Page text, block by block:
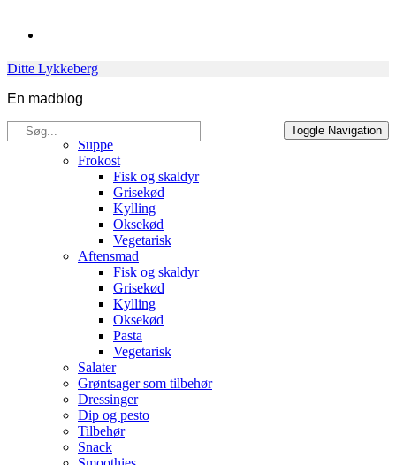
Ditte Lykkeberg
En madblog
Søg
efter:
Toggle Navigation
Opskrifter
Suppe
Frokost
Fisk og skaldyr
Grisekød
Kylling
Oksekød
Vegetarisk
Aftensmad
Fisk og skaldyr
Grisekød
Kylling
Oksekød
Pasta
Vegetarisk
Salater
Grøntsager som tilbehør
Dressinger
Dip og pesto
Tilbehør
Snack